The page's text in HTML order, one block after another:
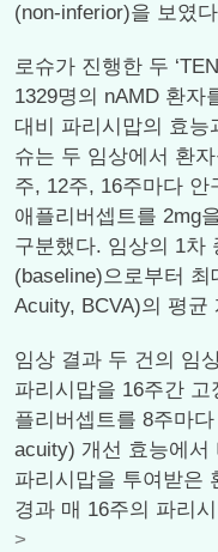
(non-inferior)을 보였
로슈가 진행한 두
1329명의 nAMD 환자
대비 파리시맙의 효능
슈는 두 임상에서 환
주, 12주, 16주마다
애플리버셉트를 2mg
구분했다. 임상의 1차
(baseline)으로부터
Acuity, BCVA)의 평균
임상 결과 두 건의 임
파리시맙을 16주간
플리버셉트를 8주마
acuity) 개선 효능에서
파리시맙을 투여받은
경과 매 16주의 파리
>